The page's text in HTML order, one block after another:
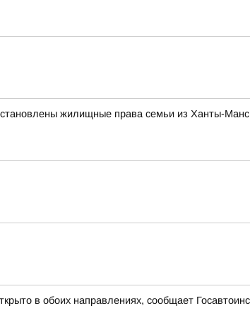
жилищные права семьи из Ханты-
в обоих направлениях, сообщает